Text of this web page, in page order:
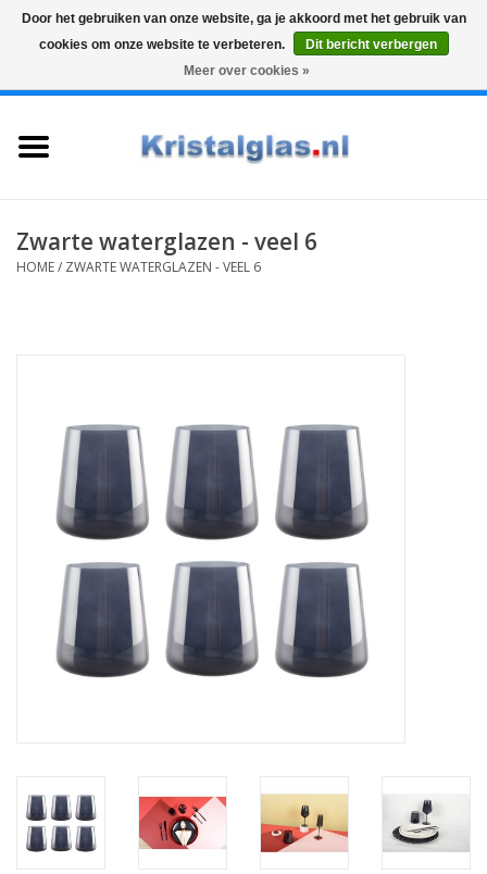
Graveren
Karaffen
Koffie & Thee
Bar & Wijn
Zwarte waterglazen - veel 6
HOME/ ZWARTE WATERGLAZEN - VEEL 6
Door het gebruiken van onze website, ga je akkoord met het gebruik van
cookies om onze website te verbeteren.
Dit bericht verbergen
Meer over cookies »